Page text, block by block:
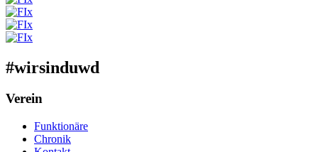
#wirsinduwd
Verein
Funktionäre
Chronik